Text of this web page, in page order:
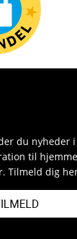
du nyheder
til
Tilmeld dig